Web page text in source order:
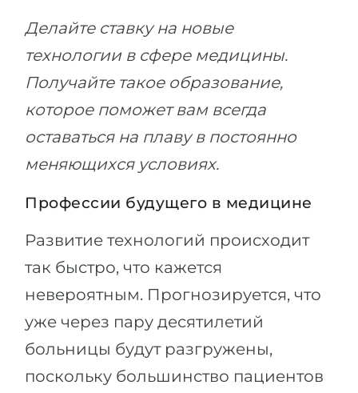
Делайте ставку на новые
технологии в сфере медицины.
Получайте такое образование,
которое поможет вам всегда
оставаться на плаву в постоянно
меняющихся условиях.
Профессии будущего в медицине
Развитие технологий происходит
так быстро, что кажется
невероятным. Прогнозируется, что
уже через пару десятилетий
больницы будут разгружены,
поскольку большинство пациентов